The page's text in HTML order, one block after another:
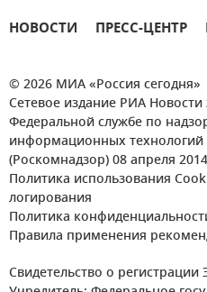
НОВОСТИ ПРЕСС-ЦЕНТР
© 2026 МИА «Россия сегодня»
Сетевое издание РИА Новости
Федеральной службе по
информационных
(Роскомнадзор) 08 апреля
Политика использования
логирования
Политика
Правила применения
Свидетельство о